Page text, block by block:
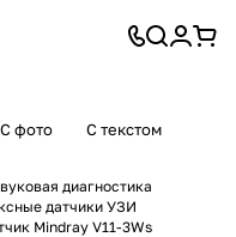
С фото С текстом
диагностика
датчики УЗИ
Mindray V11-3Ws